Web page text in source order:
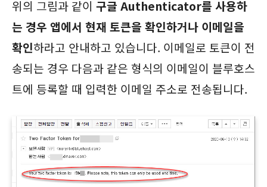
위의 그림과 같이 구글 Authenticator를 사용하
는 경우 앱에서 현재 토큰을 확인하거나 이메일을
확인하라고 안내하고 있습니다. 이메일로 토큰이 전
송되는 경우 다음과 같은 형식의 이메일이 블루호스
트에 등록할 때 입력한 이메일 주소로 전송됩니다.